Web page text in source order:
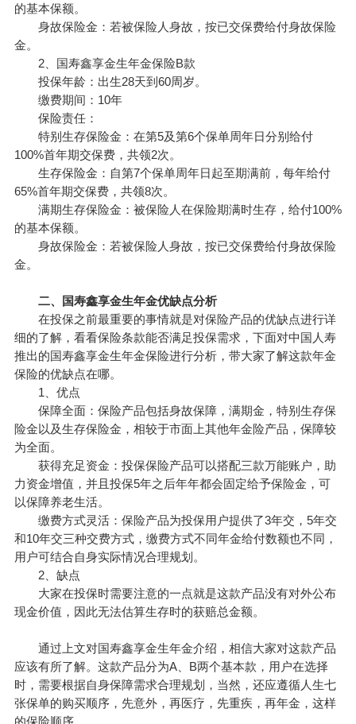
的基本保额。
身故保险金：若被保险人身故，按已交保费给付身故保险
金。
2、国寿鑫享金生年金保险B款
投保年龄：出生28天到60周岁。
缴费期间：10年
保险责任：
特别生存保险金：在第5及第6个保单周年日分别给付
100%首年期交保费，共领2次。
生存保险金：自第7个保单周年日起至期满前，每年给付
65%首年期交保费，共领8次。
满期生存保险金：被保险人在保险期满时生存，给付100%
的基本保额。
身故保险金：若被保险人身故，按已交保费给付身故保险
金。
二、国寿鑫享金生年金优缺点分析
在投保之前最重要的事情就是对保险产品的优缺点进行详
细的了解，看看保险条款能否满足投保需求，下面对中国人寿
推出的国寿鑫享金生年金保险进行分析，带大家了解这款年金
保险的优缺点在哪。
1、优点
保障全面：保险产品包括身故保障，满期金，特别生存保
险金以及生存保险金，相较于市面上其他年金险产品 ，保障较
为全面。
获得充足资金：投保保险产品可以搭配三款万能账户，助
力资金增值，并且投保5年之后年年都会固定给予保险金，可
以保障养老生活。
缴费方式灵活：保险产品为投保用户提供了3年交，5年交
和10年交三种交费方式，缴费方式不同年金给付数额也不同，
用户可结合自身实际情况合理规划。
2、缺点
大家在投保时需要注意的一点就是这款产品没有对外公布
现金价值，因此无法估算生存时的获赔总金额。
通过上文对国寿鑫享金生年金介绍，相信大家对这款产品
应该有所了解。这款产品分为A、B两个基本款，用户在选择
时，需要根据自身保障需求合理规划，当然，还应遵循人生七
张保单的购买顺序，先意外，再医疗，先重疾，再年金，这样
的保险顺序。